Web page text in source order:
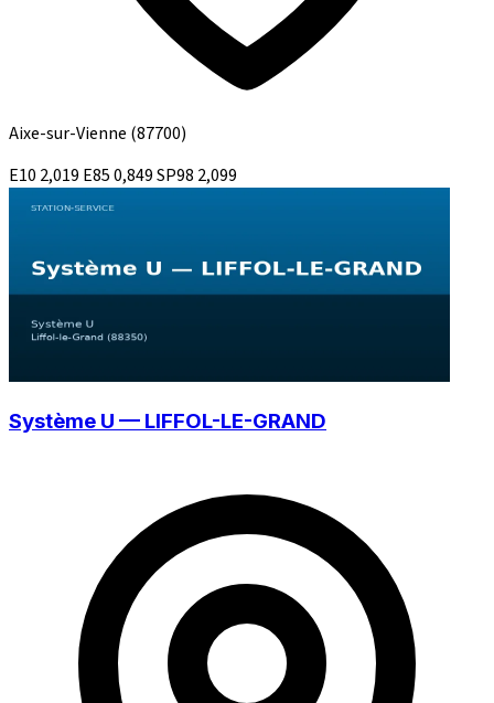
Aixe-sur-Vienne (87700)
E10 2,019 E850,849SP98 2,099
Système U — LIFFOL-LE-GRAND